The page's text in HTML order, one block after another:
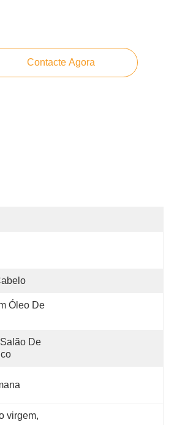
Contacte Agora
Óleo De
De
virgem,